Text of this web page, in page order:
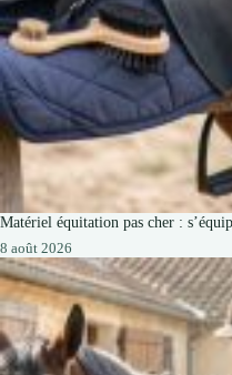
Matériel équitation pas cher :
8 août 2026